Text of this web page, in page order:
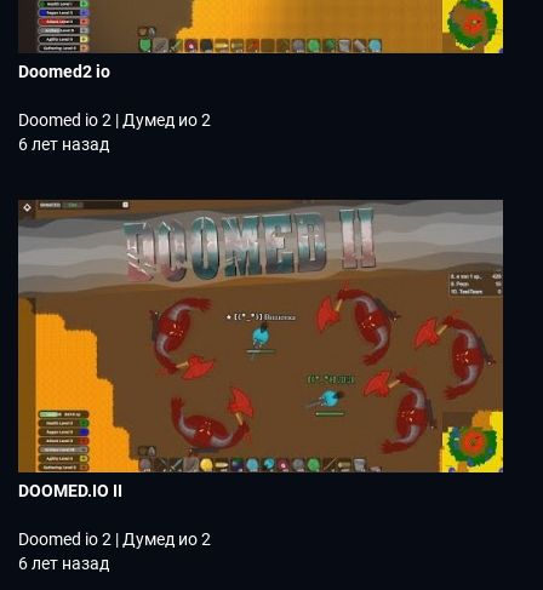
Doomed2 io
Doomed io 2 | Думед ио 2
6 лет назад
DOOMED.IO II
Doomed io 2 | Думед ио 2
6 лет назад